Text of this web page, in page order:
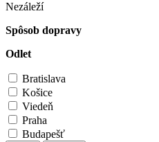
Nezáleží
Spôsob dopravy
Odlet
Bratislava
Košice
Viedeň
Praha
Budapešť